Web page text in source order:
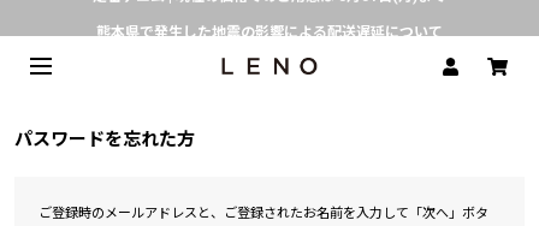
熊本県で発生した地震の影響による配送遅延について
SPECIAL COLLABORATION with KELEN
パスワードを忘れた方
ご登録時のメールアドレスと、ご登録されたお名前を入力して「次へ」ボタ